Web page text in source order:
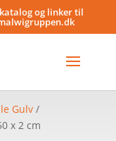
og linker til
Gulv/
x 2 cm